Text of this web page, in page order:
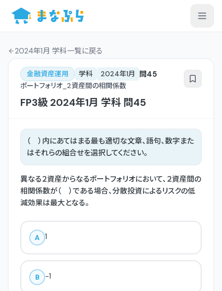
2024年1月 学科一覧に戻る
金融資産運用 学科 2024年1月 問45
ポートフォリオ_2資産間の相関係数
FP3級 2024年1月 学科 問45
（ ）内にあてはまる最も適切な文章、語句、数字また
はそれらの組合せを選択してください。
異なる２資産からなるポートフォリオにおいて、２資産間の
相関係数が（ ）である場合、分散投資によるリスクの低
減効果は最大となる。
A 1
B -1